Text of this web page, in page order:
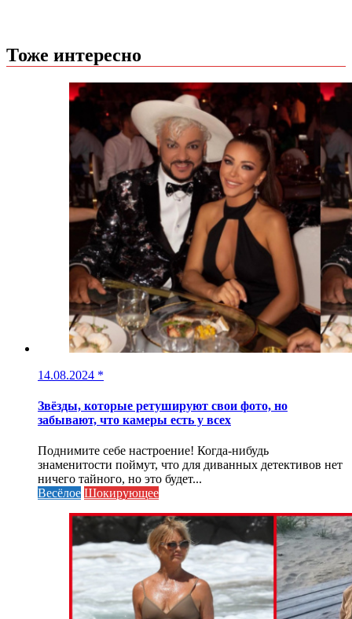
Тоже интересно
14.08.2024 *
Звёзды, которые ретушируют свои фото, но
забывают, что камеры есть у всех
Поднимите себе настроение! Когда-нибудь
знаменитости поймут, что для диванных детективов нет
ничего тайного, но это будет...
Весёлое Шокирующее